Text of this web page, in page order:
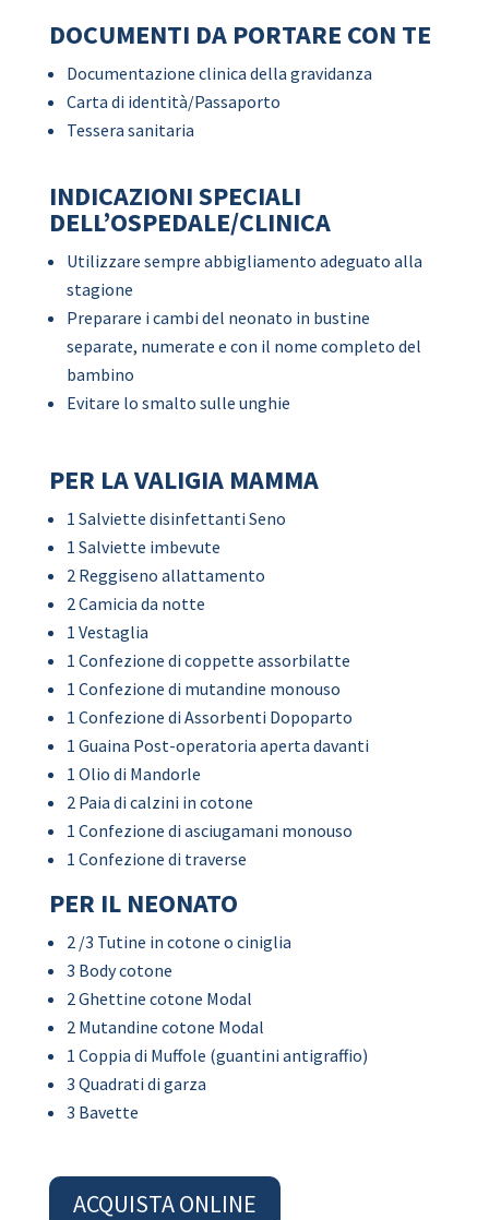
DOCUMENTI DA PORTARE CON TE
Documentazione clinica della gravidanza
Carta di identità/Passaporto
Tessera sanitaria
INDICAZIONI SPECIALI
DELL’OSPEDALE/CLINICA
Utilizzare sempre abbigliamento adeguato alla
stagione
Preparare i cambi del neonato in bustine
separate, numerate e con il nome completo del
bambino
Evitare lo smalto sulle unghie
PER LA VALIGIA MAMMA
1 Salviette disinfettanti Seno
1 Salviette imbevute
2 Reggiseno allattamento
2 Camicia da notte
1 Vestaglia
1 Confezione di coppette assorbilatte
1 Confezione di mutandine monouso
1 Confezione di Assorbenti Dopoparto
1 Guaina Post-operatoria aperta davanti
1 Olio di Mandorle
2 Paia di calzini in cotone
1 Confezione di asciugamani monouso
1 Confezione di traverse
PER IL NEONATO
2 /3 Tutine in cotone o ciniglia
3 Body cotone
2 Ghettine cotone Modal
2 Mutandine cotone Modal
1 Coppia di Muffole (guantini antigraffio)
3 Quadrati di garza
3 Bavette
ACQUISTA ONLINE